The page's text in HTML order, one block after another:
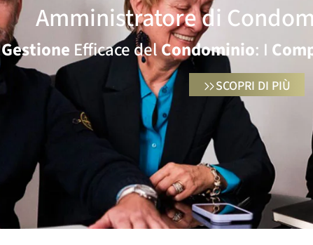
Amministratore di
Gestione Efficace delCondominio: I
SCOPRI DI PIÙ